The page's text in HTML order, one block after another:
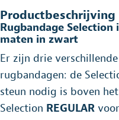
Productbeschrijving
Rugbandage
maten in zwart
Er zijn drie
rugbandagen: de
steun nodig is boven
Selection REGULAR